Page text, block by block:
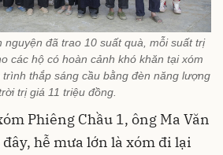
nguyện đã trao 10 suất quà, mỗi suất trị
các hộ có hoàn cảnh khó khăn tại xóm
thắp sáng cầu bằng đèn năng lượng
trị giá 11 triệu đồng.
Phiêng Chầu 1, ông Ma Văn
hễ mưa lớn là xóm đi lại